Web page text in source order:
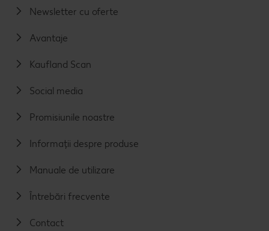
Newsletter cu oferte
Avantaje
Kaufland Scan
Social media
Promisiunile noastre
Informații despre produse
Manuale de utilizare
Întrebări frecvente
Contact